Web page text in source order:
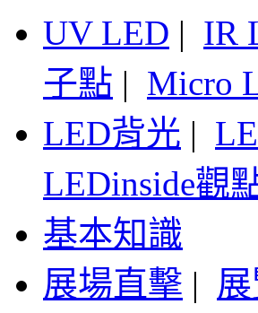
UV LED | IR
子點 | Micro
LED背光 |
LEDinside觀
基本知識
展場直擊 |